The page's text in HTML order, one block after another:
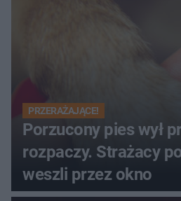
PRZERAŻAJĄCE!
Porzucony pies wył
rozpaczy. Strażacy
weszli przez okno